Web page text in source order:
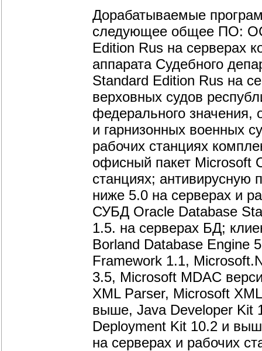
Дорабатываемые
следующее общее ПО:
Edition Rus на серверах
аппарата Судебного
Standard Edition Rus на
верховных судов
федерального значения,
и гарнизонных военных
рабочих станциях
офисный пакет Microsoft
станциях; антивирусную
ниже 5.0 на серверах и
СУБД Oracle Database
1.5. на серверах БД;
Borland Database Engine
Framework 1.1,
3.5, Microsoft MDAC
XML Parser, Microsoft
выше, Java Developer Kit
Deployment Kit 10.2 и
на серверах и рабочих